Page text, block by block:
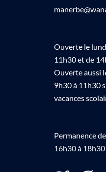
Ouverte le
11h30 et de
Ouverte aussi
9h30 à 11h30
vacances
Permanence
16h30 à 18h30